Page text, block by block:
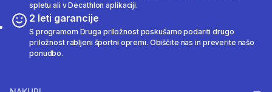
spletu ali v Decathlon aplikaciji.
2 leti garancije
S programom Druga priložnost poskušamo podariti drugo
priložnost rabljeni športni opremi. Obiščite nas in preverite našo
ponudbo.